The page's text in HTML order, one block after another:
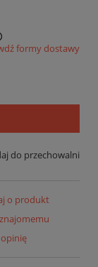
formy dostawy
do przechowalni
o produkt